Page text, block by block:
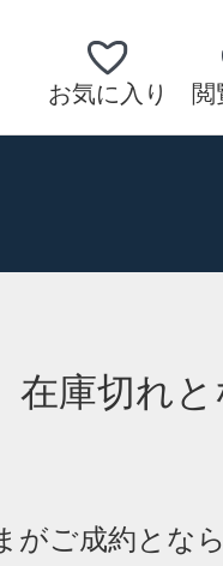
お気に入り 閲
在庫切れ
がご成約とな